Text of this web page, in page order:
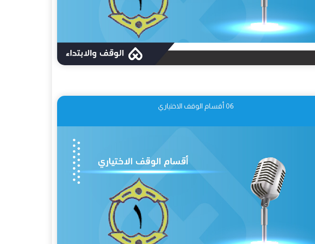
06 أقسام الوقف الاختياري